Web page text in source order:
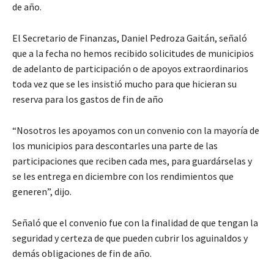
de año.
El Secretario de Finanzas, Daniel Pedroza Gaitán, señaló
que a la fecha no hemos recibido solicitudes de municipios
de adelanto de participación o de apoyos extraordinarios
toda vez que se les insistió mucho para que hicieran su
reserva para los gastos de fin de año
“Nosotros les apoyamos con un convenio con la mayoría de
los municipios para descontarles una parte de las
participaciones que reciben cada mes, para guardárselas y
se les entrega en diciembre con los rendimientos que
generen”, dijo.
Señaló que el convenio fue con la finalidad de que tengan la
seguridad y certeza de que pueden cubrir los aguinaldos y
demás obligaciones de fin de año.